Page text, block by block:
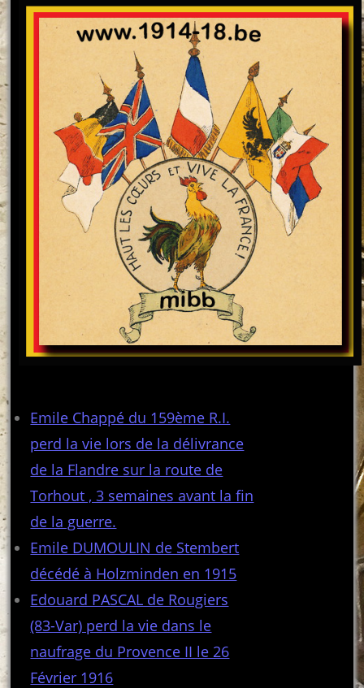
Emile Chappé du 159ème R.I.
perd la vie lors de la délivrance
de la Flandre sur la route de
Torhout , 3 semaines avant la fin
de la guerre.
Emile DUMOULIN de Stembert
décédé à Holzminden en 1915
Edouard PASCAL de Rougiers
(83-Var) perd la vie dans le
naufrage du Provence II le 26
Février 1916